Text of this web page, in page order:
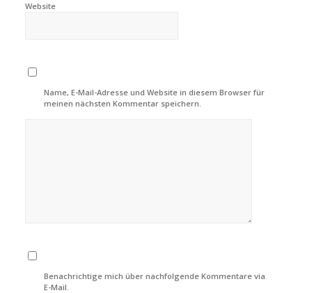
Website
Name, E-Mail-Adresse und Website in diesem Browser für
meinen nächsten Kommentar speichern.
Benachrichtige mich über nachfolgende Kommentare via
E-Mail.